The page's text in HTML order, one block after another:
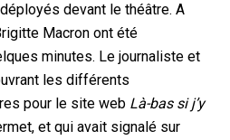
devant le théâtre. A
Macron ont été
minutes. Le journaliste et
les différents
pour le site web Là-bas si j’y
et qui avait signalé sur